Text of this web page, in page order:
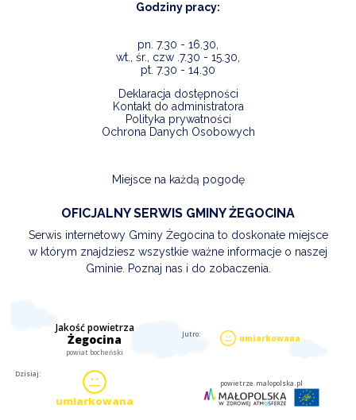
Godziny pracy:
pn. 7.30 - 16.30,
wt., śr., czw .7.30 - 15.30,
pt. 7.30 - 14.30
Deklaracja dostępności
Kontakt do administratora
Polityka prywatności
Ochrona Danych Osobowych
Miejsce na każdą pogodę
OFICJALNY SERWIS GMINY ŻEGOCINA
Serwis internetowy Gminy Żegocina to doskonałe miejsce
w którym znajdziesz wszystkie ważne informacje o naszej
Gminie. Poznaj nas i do zobaczenia.